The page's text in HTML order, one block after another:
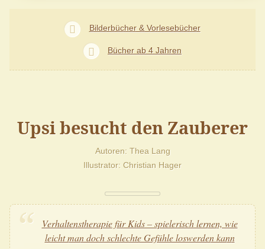
Bilderbücher & Vorlesebücher
Bücher ab 4 Jahren
Upsi besucht den Zauberer
Autoren Thea Lang
Illustrator Christian Hager
Verhaltenstherapie für Kids – spielerisch lernen, wie
leicht man doch schlechte Gefühle loswerden kann